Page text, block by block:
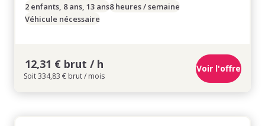
2 enfants, 8 ans, 13 ans8 heures / semaine
Véhicule nécessaire
12,31 € brut / h
Soit 334,83 € brut / mois
Voir l'offre